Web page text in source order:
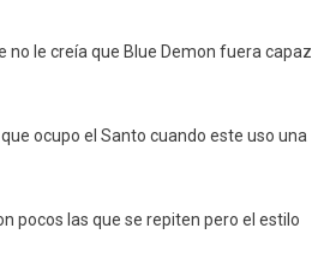
no le creía que Blue Demon fuera capaz
ocupo el Santo cuando este uso una
pocos las que se repiten pero el estilo